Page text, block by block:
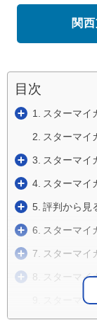
関
目次
スターマイ
スターマイ
スターマイ
スターマイ
評判から見
スターマイ
スターマイ
スターマ
スターマイ